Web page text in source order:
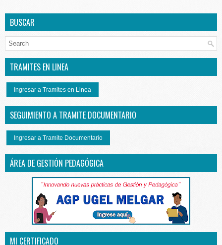
BUSCAR
TRAMITES EN LINEA
Ingresar a Tramites en Linea
SEGUIMIENTO A TRAMITE DOCUMENTARIO
Ingresar a Tramite Documentario
ÁREA DE GESTIÓN PEDAGÓGICA
MI CERTIFICADO